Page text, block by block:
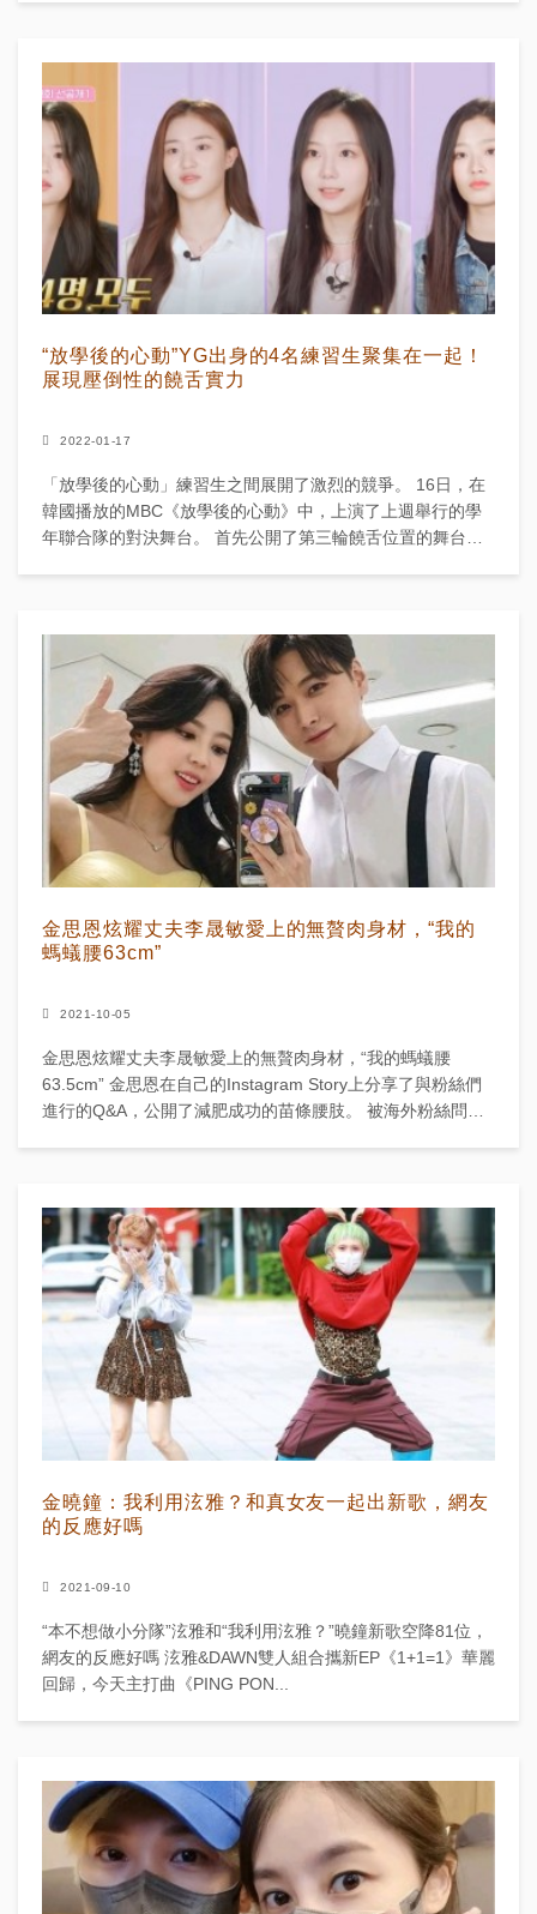
“放學後的心動”YG出身的4名練習生聚集在一起！
展現壓倒性的饒舌實力
2022-01-17
「放學後的心動」練習生之間展開了激烈的競爭。 16日，在
韓國播放的MBC《放學後的心動》中，上演了上週舉行的學
年聯合隊的對決舞台。 首先公開了第三輪饒舌位置的舞台。
金思恩炫耀丈夫李晟敏愛上的無贅肉身材，“我的
螞蟻腰63cm”
2021-10-05
金思恩炫耀丈夫李晟敏愛上的無贅肉身材，“我的螞蟻腰
63.5cm” 金思恩在自己的Instagram Story上分享了與粉絲們
進行的Q&A，公開了減肥成功的苗條腰肢。 被海外粉絲問到
金曉鐘：我利用泫雅？和真女友一起出新歌，網友
的反應好嗎
2021-09-10
“本不想做小分隊”泫雅和“我利用泫雅？”曉鐘新歌空降81位，
網友的反應好嗎 泫雅&DAWN雙人組合攜新EP《1+1=1》華麗
回歸，今天主打曲《PING PON...